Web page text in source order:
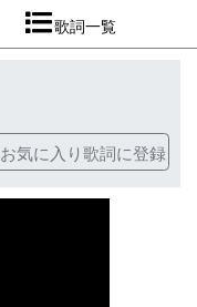
歌詞一覧
お気に入り歌詞に登録